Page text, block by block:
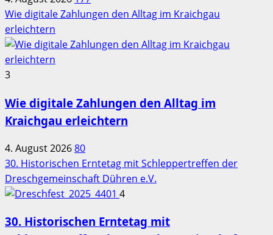
Wie digitale Zahlungen den Alltag im Kraichgau
erleichtern
3
Wie digitale Zahlungen den Alltag im
Kraichgau erleichtern
4. August 202680
30. Historischen Erntetag mit Schleppertreffen der
Dreschgemeinschaft Dühren e.V.
4
30. Historischen Erntetag mit